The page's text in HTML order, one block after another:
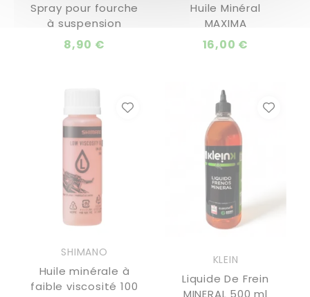
Spray pour fourche
à suspension
8,90 €
Huile Minéral
MAXIMA
16,00 €
SHIMANO
Huile minérale à
faible viscosité 100
KLEIN
Liquide De Frein